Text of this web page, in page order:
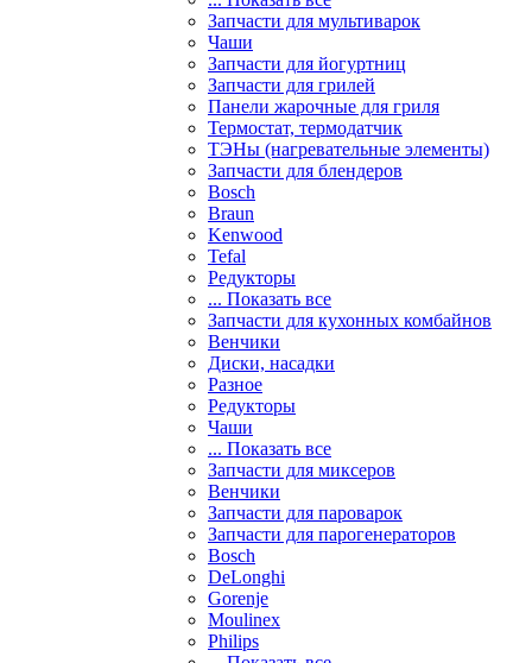
Запчасти для мультиварок
Чаши
Запчасти для йогуртниц
Запчасти для грилей
Панели жарочные для гриля
Термостат, термодатчик
ТЭНы (нагревательные элементы)
Запчасти для блендеров
Bosch
Braun
Kenwood
Tefal
Редукторы
... Показать все
Запчасти для кухонных комбайнов
Венчики
Диски, насадки
Разное
Редукторы
Чаши
... Показать все
Запчасти для миксеров
Венчики
Запчасти для пароварок
Запчасти для парогенераторов
Bosch
DeLonghi
Gorenje
Moulinex
Philips